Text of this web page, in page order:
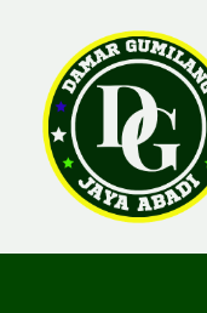
content